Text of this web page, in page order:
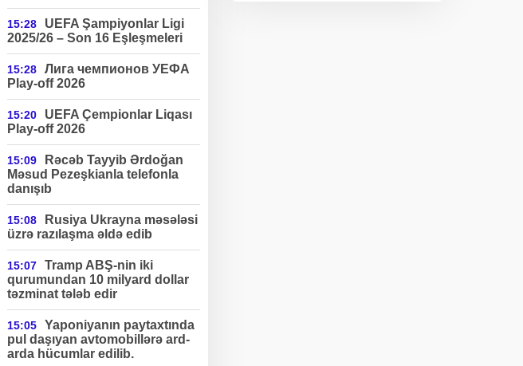
15:28
UEFA Şampiyonlar Ligi
2025/26 – Son 16 Eşleşmeleri
15:28
Лига чемпионов УЕФА
Play-off 2026
15:20
UEFA Çempionlar Liqası
Play-off 2026
15:09
Rəcəb Tayyib Ərdoğan
Məsud Pezeşkianla telefonla
danışıb
15:08
Rusiya Ukrayna məsələsi
üzrə razılaşma əldə edib
15:07
Tramp ABŞ-nin iki
qurumundan 10 milyard dollar
təzminat tələb edir
15:05
Yaponiyanın paytaxtında
pul daşıyan avtomobillərə ard-
arda hücumlar edilib.